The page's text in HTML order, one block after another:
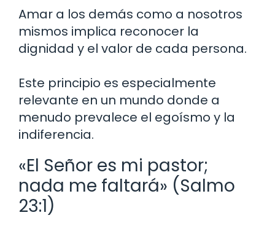
Amar a los demás como a nosotros
mismos implica reconocer la
dignidad y el valor de cada persona.
Este principio es especialmente
relevante en un mundo donde a
menudo prevalece el egoísmo y la
indiferencia.
«El Señor es mi pastor;
nada me faltará» (Salmo
23:1)